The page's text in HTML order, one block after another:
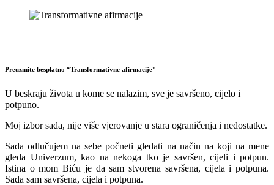
Preuzmite besplatno “Transformativne afirmacije”
U beskraju života u kome se nalazim, sve je savršeno, cijelo i
potpuno.
Moj izbor sada, nije više vjerovanje u stara ograničenja i nedostatke.
Sada odlučujem na sebe počneti gledati na način na koji na mene
gleda Univerzum, kao na nekoga tko je savršen, cijeli i potpun.
Istina o mom Biću je da sam stvorena savršena, cijela i potpuna.
Sada sam savršena, cijela i potpuna.